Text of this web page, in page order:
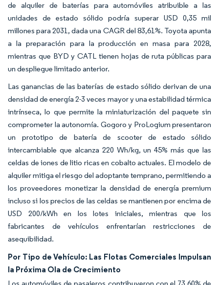
de alquiler de baterías para automóviles atribuible a las
unidades de estado sólido podría superar USD 0,35 mil
millones para 2031, dada una CAGR del 83,61%. Toyota apunta
a la preparación para la producción en masa para 2028,
mientras que BYD y CATL tienen hojas de ruta públicas para
un despliegue limitado anterior.
Las ganancias de las baterías de estado sólido derivan de una
densidad de energía 2-3 veces mayor y una estabilidad térmica
intrínseca, lo que permite la miniaturización del paquete sin
comprometer la autonomía. Gogoro y ProLogium presentaron
un prototipo de batería de scooter de estado sólido
intercambiable que alcanza 220 Wh/kg, un 45% más que las
celdas de iones de litio ricas en cobalto actuales. El modelo de
alquiler mitiga el riesgo del adoptante temprano, permitiendo a
los proveedores monetizar la densidad de energía premium
incluso si los precios de las celdas se mantienen por encima de
USD 200/kWh en los lotes iniciales, mientras que los
fabricantes de vehículos enfrentarían restricciones de
asequibilidad.
Por Tipo de Vehículo: Las Flotas Comerciales Impulsan
la Próxima Ola de Crecimiento